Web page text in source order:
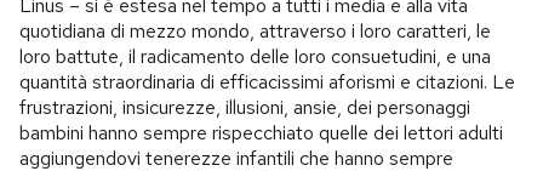
Linus – si è estesa nel tempo a tutti i media e alla vita
quotidiana di mezzo mondo, attraverso i loro caratteri, le
loro battute, il radicamento delle loro consuetudini, e una
quantità straordinaria di efficacissimi aforismi e citazioni. Le
frustrazioni, insicurezze, illusioni, ansie, dei personaggi
bambini hanno sempre rispecchiato quelle dei lettori adulti
aggiungendovi tenerezze infantili che hanno sempre